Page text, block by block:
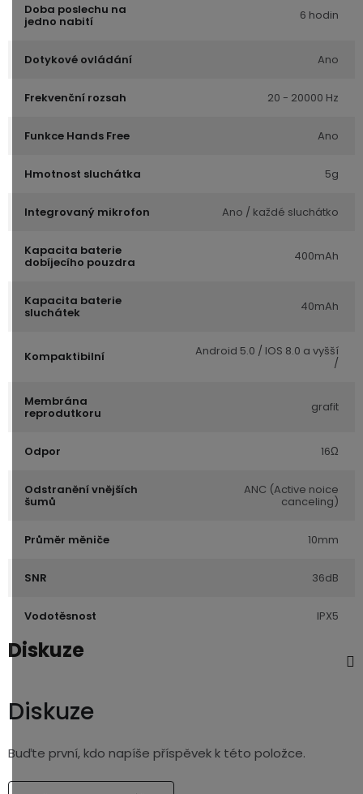
Doba poslechu na
jedno nabití 6 hodin
Dotykové ovládání Ano
Frekvenční rozsah 20 - 20000 Hz
Funkce Hands Free Ano
Hmotnost sluchátka 5g
Integrovaný mikrofon Ano / každé sluchátko
Kapacita baterie
dobíjecího pouzdra 400mAh
Kapacita baterie
sluchátek 40mAh
Kompaktibilní Android 5.0 / IOS 8.0 a vyšší
/
Membrána
reprodutkoru grafit
Odpor 16Ω
Odstranění vnějších
šumů
ANC (Active noice
canceling)
Průměr měniče 10mm
SNR 36dB
Vodotěsnost IPX5
Diskuze
Diskuze
Buďte první, kdo napíše příspěvek k této položce.